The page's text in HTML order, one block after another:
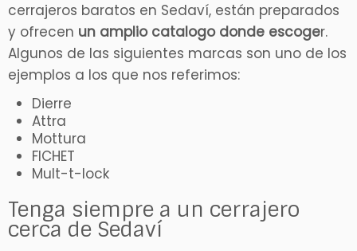
cerrajeros baratos en Sedaví, están preparados
y ofrecen un amplio catalogo donde escoger.
Algunos de las siguientes marcas son uno de los
ejemplos a los que nos referimos:
Dierre
Attra
Mottura
FICHET
Mult-t-lock
Tenga siempre a un cerrajero
cerca de Sedaví